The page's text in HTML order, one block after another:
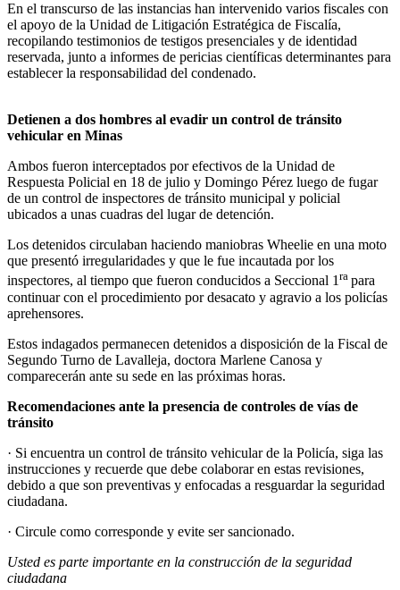
En el transcurso de las instancias han intervenido varios fiscales con
el apoyo de la Unidad de Litigación Estratégica de Fiscalía,
recopilando testimonios de testigos presenciales y de identidad
reservada, junto a informes de pericias científicas determinantes para
establecer la responsabilidad del condenado.
Detienen a dos hombres al evadir un control de tránsito
vehicular en Minas
Ambos fueron interceptados por efectivos de la Unidad de
Respuesta Policial en 18 de julio y Domingo Pérez luego de fugar
de un control de inspectores de tránsito municipal y policial
ubicados a unas cuadras del lugar de detención.
Los detenidos circulaban haciendo maniobras Wheelie en una moto
que presentó irregularidades y que le fue incautada por los
inspectores, al tiempo que fueron conducidos a Seccional 1ra para
continuar con el procedimiento por desacato y agravio a los policías
aprehensores.
Estos indagados permanecen detenidos a disposición de la Fiscal de
Segundo Turno de Lavalleja, doctora Marlene Canosa y
comparecerán ante su sede en las próximas horas.
Recomendaciones ante la presencia de controles de vías de
tránsito
· Si encuentra un control de tránsito vehicular de la Policía, siga las
instrucciones y recuerde que debe colaborar en estas revisiones,
debido a que son preventivas y enfocadas a resguardar la seguridad
ciudadana.
· Circule como corresponde y evite ser sancionado.
Usted es parte importante en la construcción de la seguridad
ciudadana